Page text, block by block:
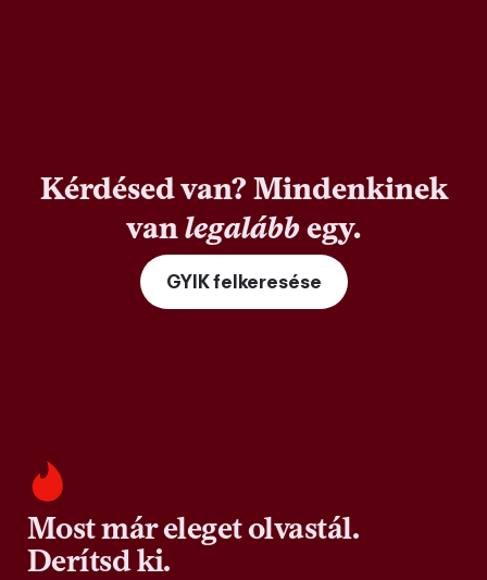
Kérdésed van? Mindenkinek
vanlegalábbegy.
GYIK felkeresése
Most már eleget olvastál.
Derítsd ki.